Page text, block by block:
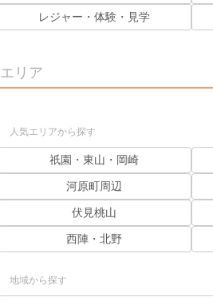
レジャー・体験・見学
エリア
人気エリアから探す
祇園・東山・岡崎
河原町周辺
伏見桃山
西陣・北野
地域から探す